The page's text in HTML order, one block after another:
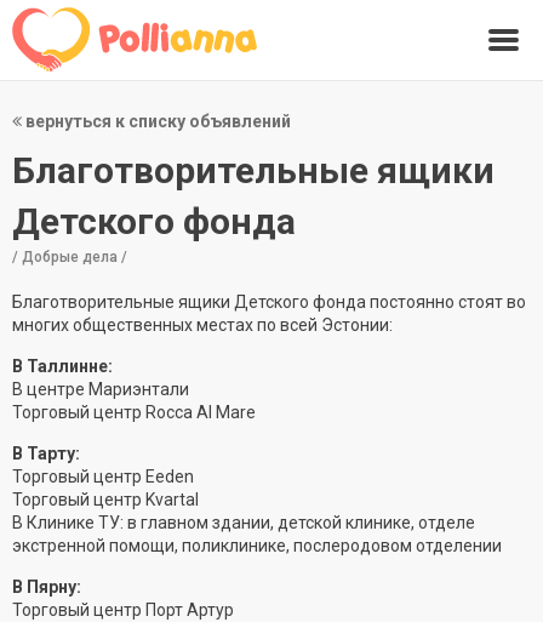
вернуться к списку объявлений
Благотворительные ящики
Детского фонда
/ Добрые дела /
Благотворительные ящики Детского фонда постоянно стоят во
многих общественных местах по всей Эстонии:
В Таллинне:
В центре Мариэнтали
Торговый центр Rocca Al Mare
В Тарту:
Торговый центр Eeden
Торговый центр Kvartal
В Клинике ТУ: в главном здании, детской клинике, отделе
экстренной помощи, поликлинике, послеродовом отделении
В Пярну:
Торговый центр Порт Артур